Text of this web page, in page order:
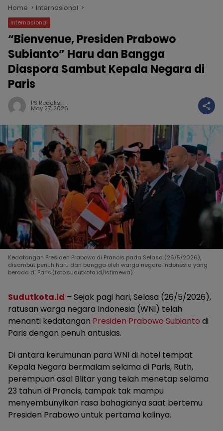
Home Internasional
Internasional
“Bienvenue, Presiden Prabowo
Subianto” Haru dan Bangga
Diaspora Sambut Kepala Negara di
Paris
PS Redaksi
May 27, 2026
Kedatangan Presiden Prabowo di Prancis pada Selasa (26/5/2026),
disambut penuh haru dan bangga oleh warga negara Indonesia yang
berada di Paris.(foto:sudutkota.id/istimewa)
Sudutkota.id – Sejak pagi hari, Selasa (26/5/2026),
ratusan warga negara Indonesia (WNI) telah
menanti kedatangan Presiden Prabowo Subianto di
Paris dengan penuh antusias.
Di antara kerumunan para WNI di hotel tempat
Kepala Negara bermalam selama di Paris, Ruth,
perempuan asal Blitar yang telah menetap selama
23 tahun di Prancis, tampak tak mampu
menyembunyikan rasa bahagianya saat bertemu
Presiden Prabowo untuk pertama kalinya.